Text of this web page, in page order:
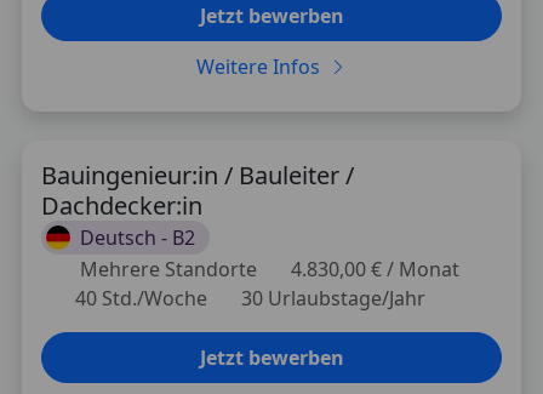
Jetzt bewerben
Weitere Infos
Bauingenieur:in / Bauleiter /
Dachdecker:in
Deutsch - B2
Mehrere Standorte
4.830,00 € / Monat
40 Std./Woche
30 Urlaubstage/Jahr
Jetzt bewerben